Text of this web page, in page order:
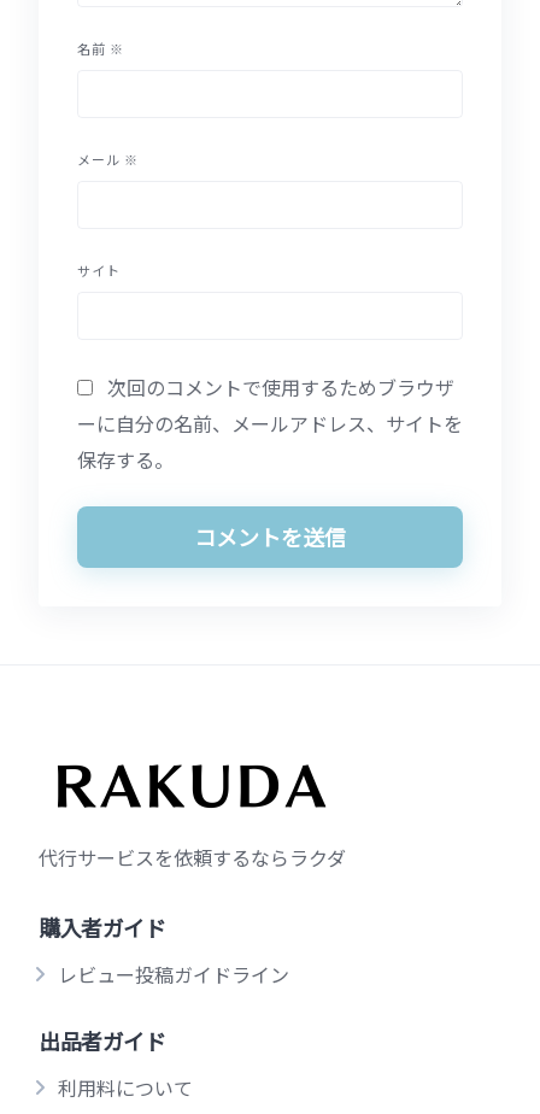
名前 ※
メール ※
サイト
次回のコメントで使用するためブラウザ
ーに自分の名前、メールアドレス、サイトを
保存する。
代行サービスを依頼するならラクダ
購入者ガイド
レビュー投稿ガイドライン
出品者ガイド
利用料について